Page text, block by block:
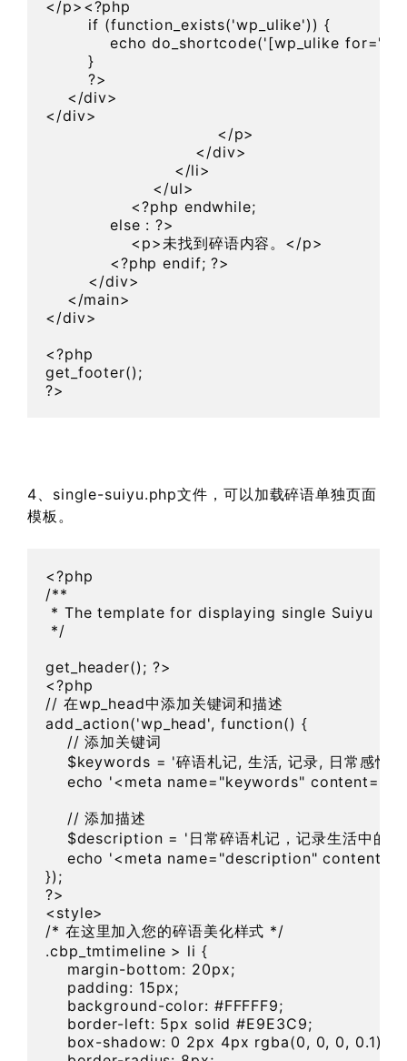
</p><?php
        if (function_exists('wp_ulike')) {
echo do_shortcode('[wp_ulike
        }
        ?>
    </div>
</div>
                                </p>
                            </div>
                        </li>
                    </ul>
                <?php endwhile;
            else : ?>
                <p>未找到碎语内容。</p>
            <?php endif; ?>
        </div>
    </main>
</div>
<?php
get_footer();
?>
4、single-suiyu.php文件，可以加载碎语单独页面
模板。
<?php
/**
* The template for displaying single Suiyu
*/
get_header(); ?>
<?php
// 在wp_head中添加关键词和描述
add_action('wp_head', function() {
    // 添加关键词
$keywords = '碎语札记, 生活, 记录, 日常感悟,
echo '<meta name="keywords" content="' .
    // 添加描述
$description = '日常碎语札记，记录生活中
echo '<meta name="description" content="'
});
?>
<style>
/* 在这里加入您的碎语美化样式 */
.cbp_tmtimeline > li {
    margin-bottom: 20px;
    padding: 15px;
    background-color: #FFFFF9;
    border-left: 5px solid #E9E3C9;
    box-shadow: 0 2px 4px rgba(0, 0, 0, 0.1);